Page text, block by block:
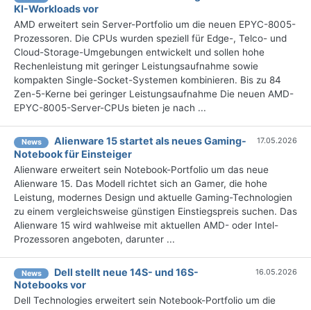
KI-Workloads vor
AMD erweitert sein Server-Portfolio um die neuen EPYC-8005-
Prozessoren. Die CPUs wurden speziell für Edge-, Telco- und
Cloud-Storage-Umgebungen entwickelt und sollen hohe
Rechenleistung mit geringer Leistungsaufnahme sowie
kompakten Single-Socket-Systemen kombinieren. Bis zu 84
Zen-5-Kerne bei geringer Leistungsaufnahme Die neuen AMD-
EPYC-8005-Server-CPUs bieten je nach ...
News
Alienware 15 startet als neues Gaming-
Notebook für Einsteiger
17.05.2026
Alienware erweitert sein Notebook-Portfolio um das neue
Alienware 15. Das Modell richtet sich an Gamer, die hohe
Leistung, modernes Design und aktuelle Gaming-Technologien
zu einem vergleichsweise günstigen Einstiegspreis suchen. Das
Alienware 15 wird wahlweise mit aktuellen AMD- oder Intel-
Prozessoren angeboten, darunter ...
News
Dell stellt neue 14S- und 16S-
Notebooks vor
16.05.2026
Dell Technologies erweitert sein Notebook-Portfolio um die